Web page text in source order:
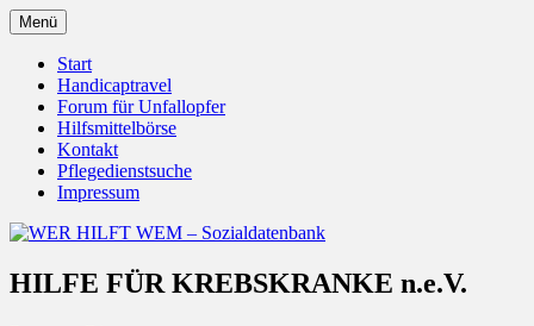
Zum
Inhalt
springen
WER HILFT WEM –
Sozialdatenbank
Menü
Start
Handicaptravel
Forum für Unfallopfer
Hilfsmittelbörse
Kontakt
Pflegedienstsuche
Impressum
HILFE FÜR KREBSKRANKE n.e.V.